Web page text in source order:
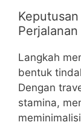
Langkah
bentuk
Dengan
stamina,